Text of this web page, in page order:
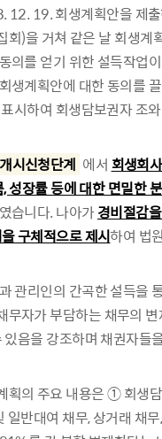
12. 19. 회생계획안을 제
회)을 거쳐 같은 날 회생
의를 얻기 위한 설득작업
생계획안에 대한 동의를
표시하여 회생담보권자 조
시신청단계 에서 회생회
성장률 등에 대한 면밀
습니다. 나아가경비절감
구체적으로 제시하여 법
관리인의 간곡한 설득을
무자가 부담하는 채무의
음을 강조하며 채권자
획의 주요 내용은 ① 회생
반대여 채무, 상거래 채